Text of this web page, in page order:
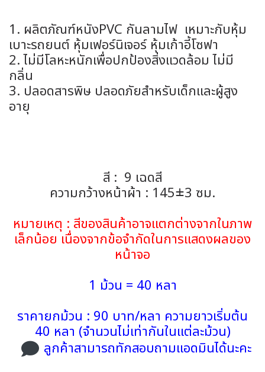
1. ผลิตภัณฑ์หนังPVC กันลามไฟ เหมาะกับหุ้ม
เบาะรถยนต์ หุ้มเฟอร์นิเจอร์ หุ้มเก้าอี้โซฟา
2. ไม่มีโลหะหนักเพื่อปกป้องสิ่งแวดล้อม ไม่มี
กลิ่น
3. ปลอดสารพิษ ปลอดภัยสำหรับเด็กและผู้สูง
อายุ
สี : 9 เฉดสี
ความกว้างหน้าผ้า : 145±3 ซม.
หมายเหตุ : สีของสินค้าอาจแตกต่างจากในภาพ
เล็กน้อย เนื่องจากข้อจำกัดในการแสดงผลของ
หน้าจอ
1 ม้วน = 40 หลา
ราคายกม้วน : 90 บาท/หลา ความยาวเริ่มต้น
40 หลา (จำนวนไม่เท่ากันในแต่ละม้วน)
ลูกค้าสามารถทักสอบถามแอดมินได้นะคะ